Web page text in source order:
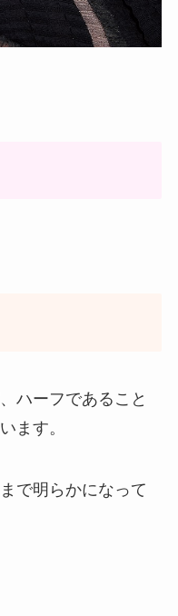
ハーフであること
ます。
で明らかになって